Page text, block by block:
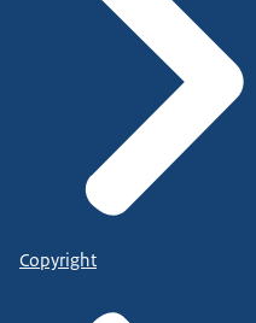
Copyright